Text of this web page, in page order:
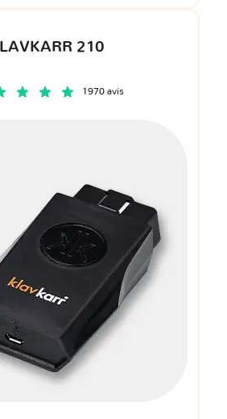
210
1970 avis